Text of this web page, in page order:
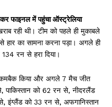
फाइनल में पहुंचा ऑस्ट्रेलिया
रही थी। टीम को पहले ही मुकाबले
का सामना करना पड़ा। अगले ही
रन से हरा दिया।
कमबैक किया और अगले 7 मैच जीत
पाकिस्तान को 62 रन से, नीदरलैंड
इंग्लैंड को 33 रन से, अफगानिस्तान